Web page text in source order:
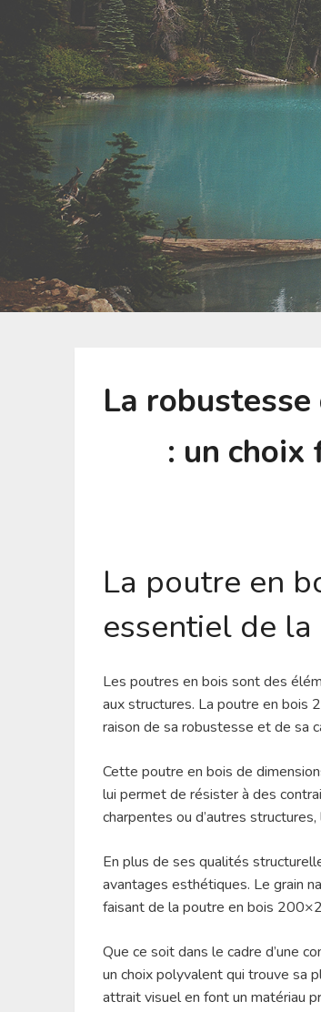
La
: un
La poutre en
essentiel de
Les poutres en bois sont des
aux structures. La poutre en bois
raison de sa robustesse et de sa
Cette poutre en bois de
lui permet de résister à des
charpentes ou d’autres
En plus de ses qualités
avantages esthétiques. Le grain
faisant de la poutre en bois
Que ce soit dans le cadre d’une
un choix polyvalent qui trouve sa
attrait visuel en font un matériau